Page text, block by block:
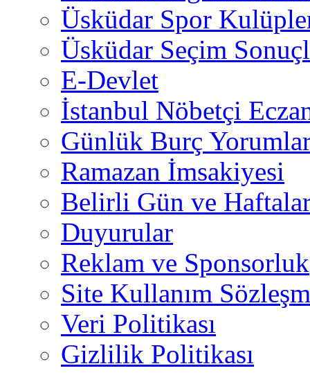
Üsküdar Spor
Üsküdar Seçim
E-Devlet
İstanbul Nöbetçi
Günlük Burç
Ramazan İmsakiyesi
Belirli Gün ve
Duyurular
Reklam ve Sponsorluk
Site Kullanım
Veri Politikası
Gizlilik Politikası